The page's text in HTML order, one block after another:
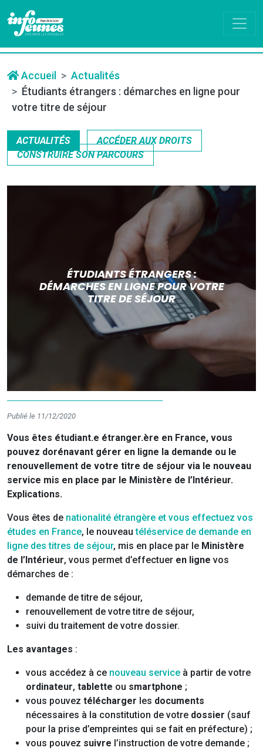
Accueil
Actualités
Étudiants étrangers : démarches en ligne pour
votre titre de séjour
ACTUALITÉS
ACCÉDER AUX DROITS
CONSTRUIRE SON PARCOURS
ÉTUDIANTS ÉTRANGERS :
DÉMARCHES EN LIGNE POUR VOTRE
TITRE DE SÉJOUR
Publié le 11/12/2020
Vous êtes étudiant.e étranger.ère en France, vous
pouvez dorénavant gérer en ligne la demande ou le
renouvellement de votre titre de séjour via le nouveau
service mis en place par le Ministère de l’Intérieur.
Explications.
Vous êtes de nationalité étrangère et vous effectuez vos
études en France, le nouveautéléservice de demande en
ligne des titres de séjour, mis en place par le Ministère
de l’Intérieur, vous permet d’effectuer en ligne vos
démarches de :
demande de titre de séjour,
renouvellement de votre titre de séjour,
suivi du traitement de votre dossier.
Les avantages :
vous accédez à ce nouveau service à partir de votre
ordinateur, tablette ou smartphone ;
vous pouvez télécharger les documents
nécessaires à la constitution de votre dossier (sauf
pour la prise d’empreintes qui se fait en préfecture) ;
vous pouvez suivre l’instruction de votre demande ;